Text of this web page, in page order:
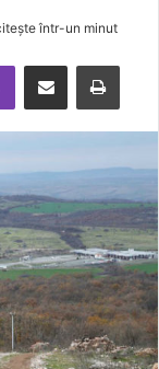
într-un minut